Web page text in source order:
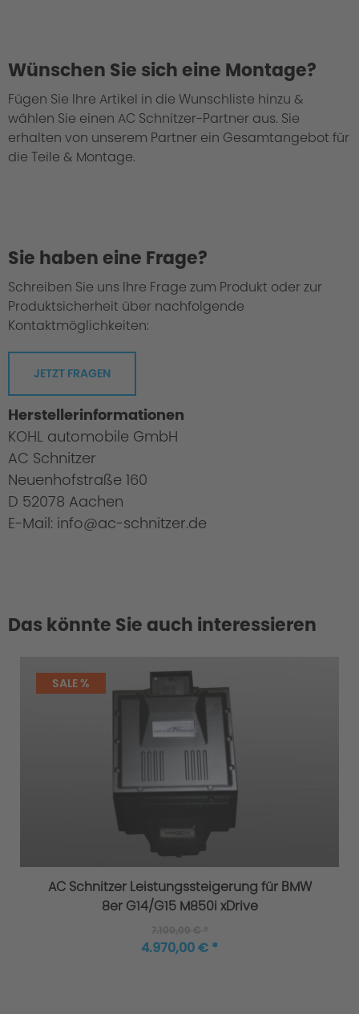
Material: Carbon – Kohlenstofffaser
verstärkter Kunststoff
Wünschen Sie sich eine Montage?
Fügen Sie Ihre Artikel in die Wunschliste hinzu &
wählen Sie einen AC Schnitzer-Partner aus. Sie
erhalten von unserem Partner ein Gesamtangebot für
die Teile & Montage.
Sie haben eine Frage?
Schreiben Sie uns Ihre Frage zum Produkt oder zur
Produktsicherheit über nachfolgende
Kontaktmöglichkeiten:
JETZT FRAGEN
Herstellerinformationen
KOHL automobile GmbH
AC Schnitzer
Neuenhofstraße 160
D 52078 Aachen
E-Mail: info@ac-schnitzer.de
Das könnte Sie auch interessieren
SALE %
AC Schnitzer Leistungssteigerung für BMW
8er G14/G15 M850i xDrive
4.970,00 € *